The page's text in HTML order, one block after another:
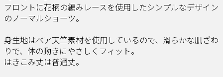
フロントに花柄の編みレースを使用したシンプルなデザイン
のノーマルショーツ。
身生地はベア天竺素材を使用しているので、滑らかな肌ざわ
りで、体の動きにやさしくフィット。
はきこみ丈は普通丈。